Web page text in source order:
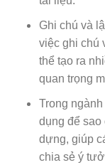
Ghi chú và
việc ghi chú
thể tạo ra
quan trọng
Trong
dụng để sao
dựng, giúp
chia sẻ ý